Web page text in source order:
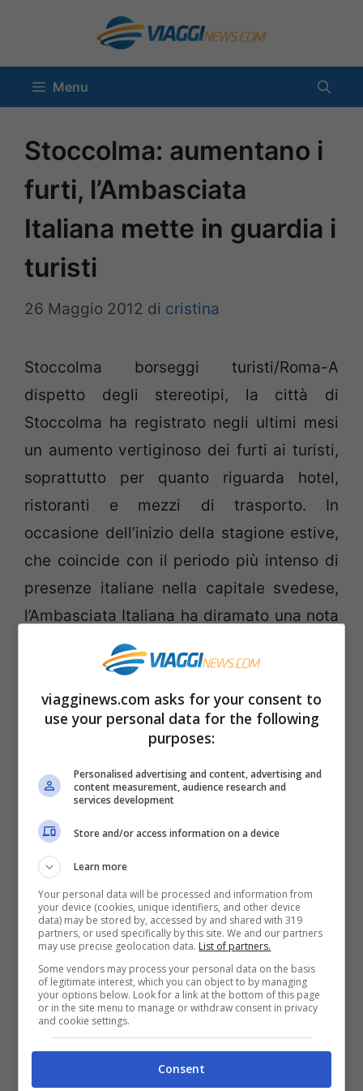
contenuto
Menu
Stoccolma: aumentano i
furti, l’Ambasciata
Italiana mette in guardia i
turisti
26 Maggio 2012 di cristina
Stoccolma borseggi turisti/Roma-A
dispetto degli stereotipi, la città di
Stoccolma ha registrato negli ultimi mesi
un aumento vertiginoso dei furti ai turisti,
soprattutto per quanto riguarda hotel,
ristoranti e mezzi di trasporto. In
occasione dell’inizio della stagione estive,
che coincide con il periodo più intenso di
presenze italiane nella capitale svedese,
l’Ambasciata Italiana ha diramato una nota
per mettere in guardia i nostri connazionali
quando si trovano in questi luoghi. Per
leggere la nota ufficiale, clicca qui.
Articoli recenti
Ecco i 10 Paesi Migliori per
Trasferirsi e Lavorare da
Remoto secondo la Nuova
Classifica
Napoli tra le Top 10 Città
Mondiali per il Workcation
2026: Cultura, Cibo e
Trasporti Efficiente la
viagginews.com asks for your consent to
use your personal data for the following
purposes:
Personalised advertising and content, advertising and
content measurement, audience research and
services development
Store and/or access information on a device
Learn more
Your personal data will be processed and information from
your device (cookies, unique identifiers, and other device
data) may be stored by, accessed by and shared with 319
partners, or used specifically by this site. We and our partners
may use precise geolocation data. List of partners.
Some vendors may process your personal data on the basis
of legitimate interest, which you can object to by managing
your options below. Look for a link at the bottom of this page
or in the site menu to manage or withdraw consent in privacy
and cookie settings.
Consent